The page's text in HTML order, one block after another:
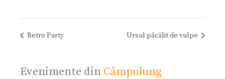
Retro Party Ursul păcălit de vulpe
Evenimente din Câmpulung